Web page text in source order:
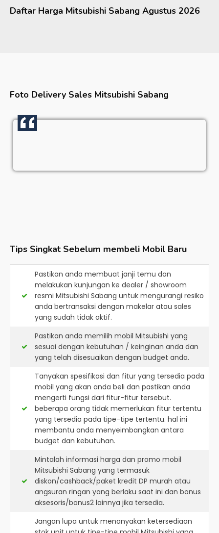
Daftar Harga Mitsubishi Sabang Agustus 2026
Foto Delivery Sales Mitsubishi Sabang
Tips Singkat Sebelum membeli Mobil Baru
Pastikan anda membuat janji temu dan
melakukan kunjungan ke dealer / showroom
resmi Mitsubishi Sabang untuk mengurangi resiko
anda bertransaksi dengan makelar atau sales
yang sudah tidak aktif.
Pastikan anda memilih mobil Mitsubishi yang
sesuai dengan kebutuhan / keinginan anda dan
yang telah disesuaikan dengan budget anda.
Tanyakan spesifikasi dan fitur yang tersedia pada
mobil yang akan anda beli dan pastikan anda
mengerti fungsi dari fitur-fitur tersebut.
beberapa orang tidak memerlukan fitur tertentu
yang tersedia pada tipe-tipe tertentu. hal ini
membantu anda menyeimbangkan antara
budget dan kebutuhan.
Mintalah informasi harga dan promo mobil
Mitsubishi Sabang yang termasuk
diskon/cashback/paket kredit DP murah atau
angsuran ringan yang berlaku saat ini dan bonus
aksesoris/bonus2 lainnya jika tersedia.
Jangan lupa untuk menanyakan ketersediaan